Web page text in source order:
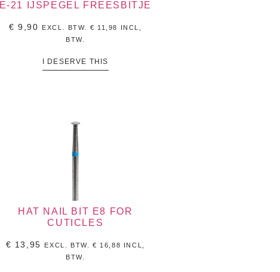
E-21 IJSPEGEL FREESBITJE
€ 9,90 EXCL. BTW. € 11,98
INCL,
BTW.
I DESERVE THIS
HAT NAIL BIT E8 FOR
CUTICLES
€ 13,95 EXCL. BTW.€ 16,88
INCL,
BTW.